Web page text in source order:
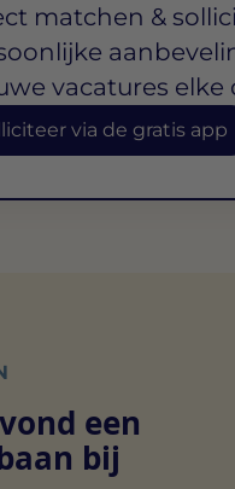
matchen &
vacatures elke
via de gratis app
een
bij